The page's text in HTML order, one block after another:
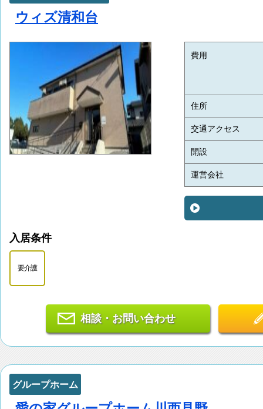
ウィズ清和台
費用
住所
交通アクセス
開設
運営会社
入居条件
要介護
相談・お問い合わせ
グループホーム